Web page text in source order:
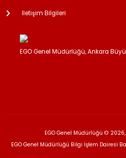
İletişim Bilgileri
EGO Genel Müdürlüğü, Ankara
EGO Genel Müdürlüğü © 2026,
EGO Genel Müdürlüğü Bilgi İşlem Dairesi